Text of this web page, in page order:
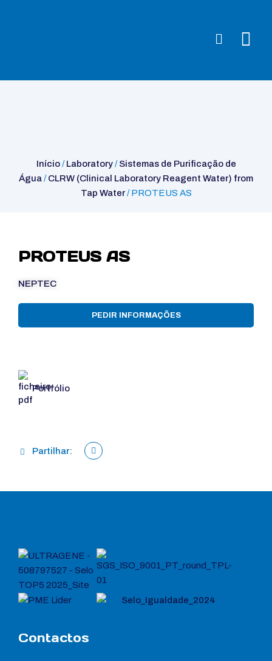
Início/Laboratory/Sistemas de Purificação de
Água/CLRW (Clinical Laboratory Reagent Water) from
Tap Water/ PROTEUS AS
PROTEUS AS
NEPTEC
PEDIR INFORMAÇÕES
Portfólio
Partilhar:
Contactos